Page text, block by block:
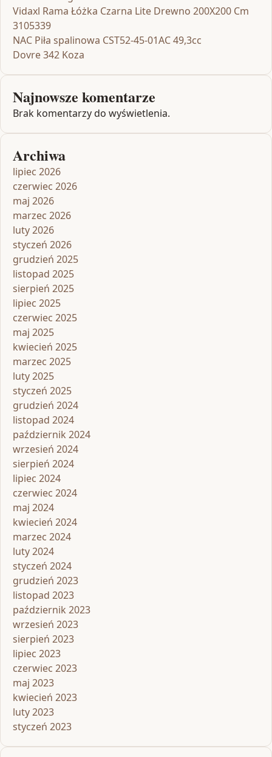
Vidaxl Rama Łóżka Czarna Lite Drewno 200X200 Cm
3105339
NAC Piła spalinowa CST52-45-01AC 49,3cc
Dovre 342 Koza
Najnowsze komentarze
Brak komentarzy do wyświetlenia.
Archiwa
lipiec 2026
czerwiec 2026
maj 2026
marzec 2026
luty 2026
styczeń 2026
grudzień 2025
listopad 2025
sierpień 2025
lipiec 2025
czerwiec 2025
maj 2025
kwiecień 2025
marzec 2025
luty 2025
styczeń 2025
grudzień 2024
listopad 2024
październik 2024
wrzesień 2024
sierpień 2024
lipiec 2024
czerwiec 2024
maj 2024
kwiecień 2024
marzec 2024
luty 2024
styczeń 2024
grudzień 2023
listopad 2023
październik 2023
wrzesień 2023
sierpień 2023
lipiec 2023
czerwiec 2023
maj 2023
kwiecień 2023
luty 2023
styczeń 2023